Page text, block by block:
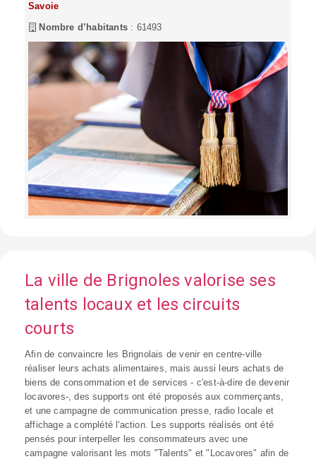
Savoie
Nombre d’habitants : 61493
La ville de Brignoles valorise ses
talents locaux et les circuits
courts
Afin de convaincre les Brignolais de venir en centre-ville
réaliser leurs achats alimentaires, mais aussi leurs achats de
biens de consommation et de services - c'est-à-dire de devenir
locavores-, des supports ont été proposés aux commerçants,
et une campagne de communication presse, radio locale et
affichage a complété l'action. Les supports réalisés ont été
pensés pour interpeller les consommateurs avec une
campagne valorisant les mots "Talents" et "Locavores" afin de